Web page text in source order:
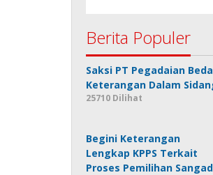
Berita Populer
Saksi PT Pegadaian Beda
Keterangan Dalam
25710 Dilihat
Begini Keterangan
Lengkap KPPS Terkait
Proses Pemilihan